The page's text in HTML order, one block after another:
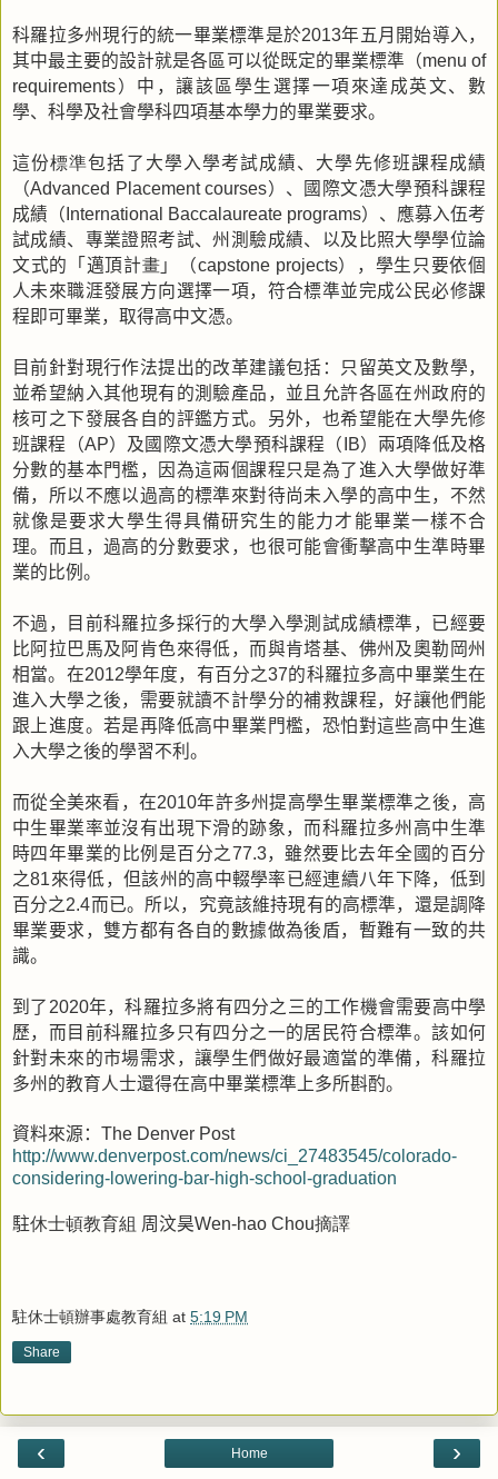
科羅拉多州現行的統一畢業標準是於2013年五月開始導入，
其中最主要的設計就是各區可以從既定的畢業標準（menu of
requirements）中，讓該區學生選擇一項來達成英文、數
學、科學及社會學科四項基本學力的畢業要求。
這份標準包括了大學入學考試成績、大學先修班課程成績
（Advanced Placement courses）、國際文憑大學預科課程
成績（ International Baccalaureate programs）、應募入伍考
試成績、專業證照考試、州測驗成績、以及比照大學學位論
文式的「邁頂計畫」（capstone projects），學生只要依個
人未來職涯發展方向選擇一項，符合標準並完成公民必修課
程即可畢業，取得高中文憑。
目前針對現行作法提出的改革建議包括：只留英文及數學，
並希望納入其他現有的測驗產品，並且允許各區在州政府的
核可之下發展各自的評鑑方式。另外，也希望能在大學先修
班課程（AP）及國際文憑大學預科課程（ IB）兩項降低及格
分數的基本門檻，因為這兩個課程只是為了進入大學做好準
備，所以不應以過高的標準來對待尚未入學的高中生，不然
就像是要求大學生得具備研究生的能力才能畢業一樣不合
理。而且，過高的分數要求，也很可能會衝擊高中生準時畢
業的比例。
不過，目前科羅拉多採行的大學入學測試成績標準，已經要
比阿拉巴馬及阿肯色來得低，而與肯塔基、佛州及奧勒岡州
相當。在2012學年度，有百分之37的科羅拉多高中畢業生在
進入大學之後，需要就讀不計學分的補救課程，好讓他們能
跟上進度。若是再降低高中畢業門檻，恐怕對這些高中生進
入大學之後的學習不利。
而從全美來看，在2010年許多州提高學生畢業標準之後，高
中生畢業率並沒有出現下滑的跡象，而科羅拉多州高中生準
時四年畢業的比例是百分之77.3，雖然要比去年全國的百分
之81來得低，但該州的高中輟學率已經連續八年下降，低到
百分之2.4而已。所以，究竟該維持現有的高標準，還是調降
畢業要求，雙方都有各自的數據做為後盾，暫難有一致的共
識。
到了 2020年，科羅拉多將有四分之三的工作機會需要高中學
歷，而目前科羅拉多只有四分之一的居民符合標準。該如何
針對未來的市場需求，讓學生們做好最適當的準備，科羅拉
多州的教育人士還得在高中畢業標準上多所斟酌。
資料來源：
The Denver Post
http://www.denverpost.com/news/ci_27483545/colorado-
considering-lowering-bar-high-school-graduation
駐休士頓教育組 周汶昊Wen-hao Chou摘譯
駐休士頓辦事處教育組 at 5:19 PM
Share
‹ ›
Home